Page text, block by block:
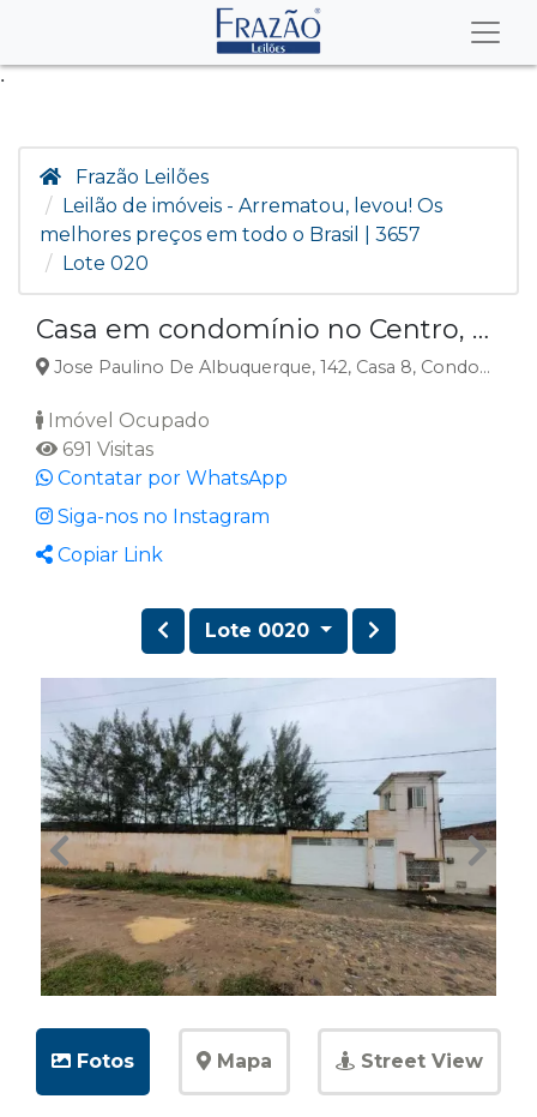
.
Frazão Leilões
Leilão de imóveis - Arrematou, levou! Os
melhores preços em todo o Brasil | 3657
Lote 020
Casa em condomínio no Centro, Paracuru, CE
Jose Paulino De Albuquerque, 142, Casa 8, Condominio Novo Paracuru I, Centro, Paracuru, CE
Imóvel Ocupado
691 Visitas
Contatar por WhatsApp
Siga-nos no Instagram
Copiar Link
Lote 0020
Fotos Mapa Street View